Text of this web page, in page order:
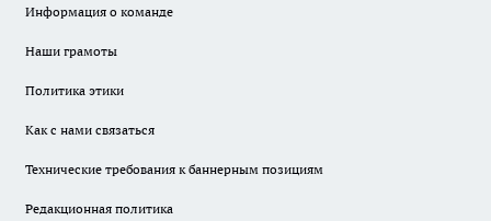
Информация о команде
Наши грамоты
Политика этики
Как с нами связаться
Технические требования к баннерным позициям
Редакционная политика